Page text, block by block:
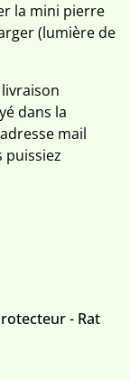
la mini pierre
(lumière de
livraison
dans la
mail
puissiez
- Rat